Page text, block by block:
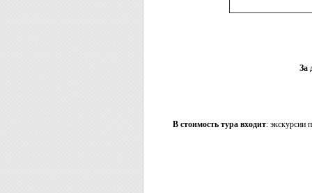
За
В стоимость тура входит: экскурсии